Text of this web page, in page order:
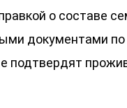
о составе
документами
подтвердят